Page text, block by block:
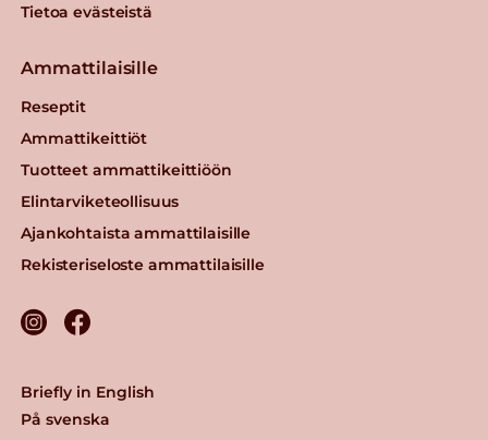
Tietoa evästeistä
Ammattilaisille
Reseptit
Ammattikeittiöt
Tuotteet ammattikeittiöön
Elintarviketeollisuus
Ajankohtaista ammattilaisille
Rekisteriseloste ammattilaisille
Briefly in English
På svenska